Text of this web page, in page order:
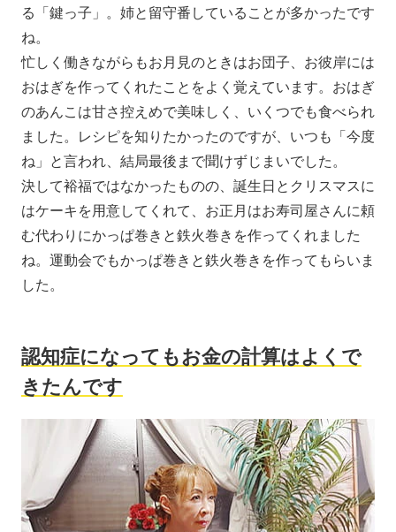
る「鍵っ子」。姉と留守番していることが多かったです
ね。
忙しく働きながらもお月見のときはお団子、お彼岸には
おはぎを作ってくれたことをよく覚えています。おはぎ
のあんこは甘さ控えめで美味しく、いくつでも食べられ
ました。レシピを知りたかったのですが、いつも「今度
ね」と言われ、結局最後まで聞けずじまいでした。
決して裕福ではなかったものの、誕生日とクリスマスに
はケーキを用意してくれて、お正月はお寿司屋さんに頼
む代わりにかっぱ巻きと鉄火巻きを作ってくれました
ね。運動会でもかっぱ巻きと鉄火巻きを作ってもらいま
した。
認知症になってもお金の計算はよくで
きたんです